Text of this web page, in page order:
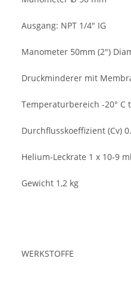
Ausgang: NPT 1/4" IG
Manometer 50mm (2")
Druckminderer mit
Temperaturbereich -20° C
Durchflusskoeffizient (Cv)
Helium-Leckrate 1 x 10-9
Gewicht 1,2 kg
WERKSTOFFE